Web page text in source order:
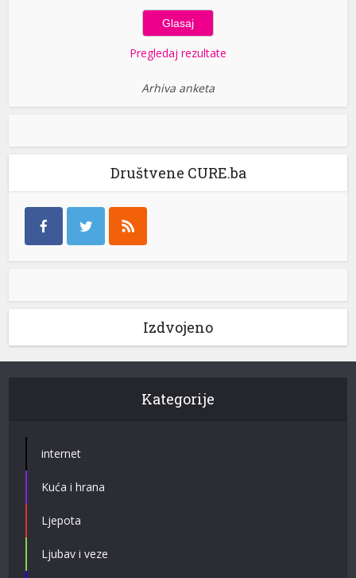
Pregledaj rezultate
Arhiva anketa
Društvene CURE.ba
Izdvojeno
Kategorije
internet
Kuća i hrana
Ljepota
Ljubav i veze